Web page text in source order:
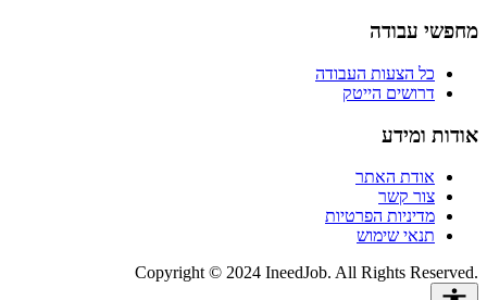
מחפשי עבודה
כל הצעות העבודה
דרושים הייטק
אודות ומידע
אודת האתר
צור קשר
מדיניות הפרטיות
תנאי שימוש
Copyright © 2024 IneedJob. All Rights Reserved.